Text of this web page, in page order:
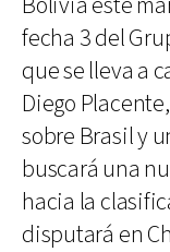
fecha 3 del
que se lleva a
Diego
sobre Brasil y
buscará una
hacia la
disputará en